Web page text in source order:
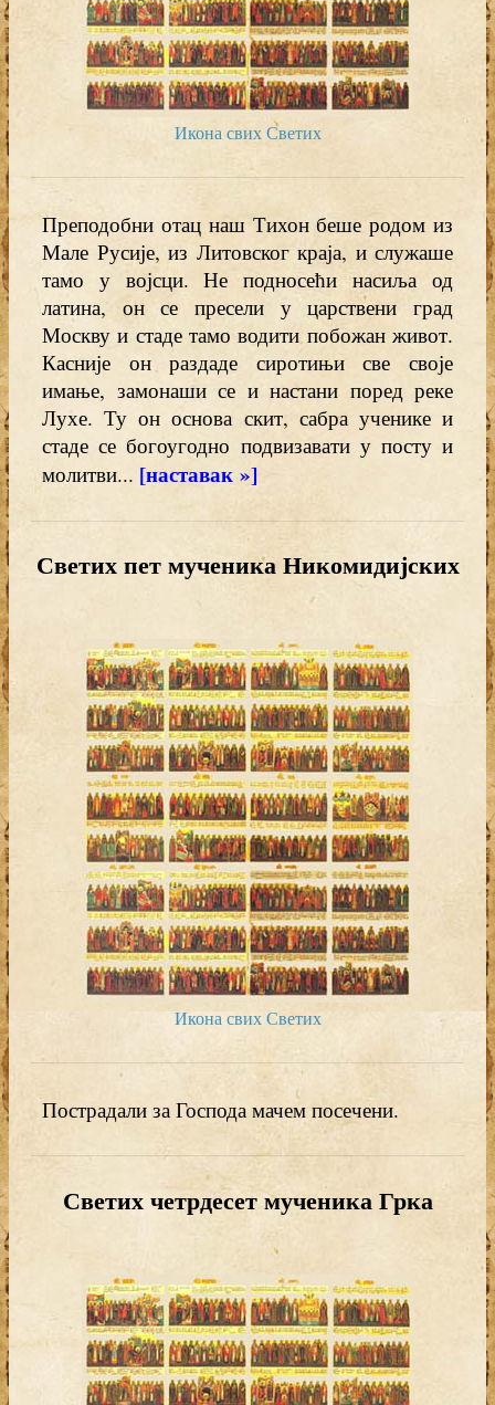
Икона свих Светих
Преподобни отац наш Тихон беше родом из
Мале Русије, из Литовског краја, и служаше
тамо у војсци. Не подносећи насиља од
латина, он се пресели у царствени град
Москву и стаде тамо водити побожан живот.
Касније он раздаде сиротињи све своје
имање, замонаши се и настани поред реке
Лухе. Ту он основа скит, сабра ученике и
стаде се богоугодно подвизавати у посту и
молитви... [наставак »]
Светих пет мученика Никомидијских
Икона свих Светих
Пострадали за Господа мачем посечени.
Светих четрдесет мученика Грка